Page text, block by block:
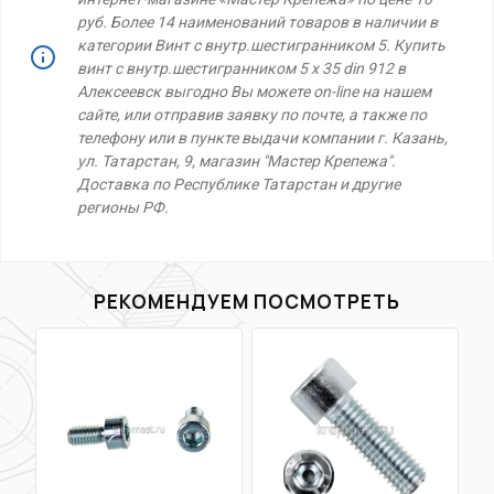
руб. Более 14 наименований товаров в наличии в
категории Винт с внутр.шестигранником 5. Купить
винт с внутр.шестигранником 5 х 35 din 912 в
Алексеевск выгодно Вы можете on-line на нашем
сайте, или отправив заявку по почте, а также по
телефону или в пункте выдачи компании г. Казань,
ул. Татарстан, 9, магазин "Мастер Крепежа".
Доставка по Республике Татарстан и другие
регионы РФ.
РЕКОМЕНДУЕМ ПОСМОТРЕТЬ